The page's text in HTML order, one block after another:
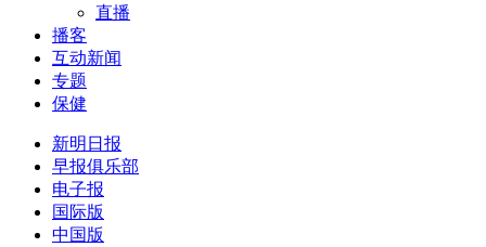
直播
播客
互动新闻
专题
保健
新明日报
早报俱乐部
电子报
国际版
中国版